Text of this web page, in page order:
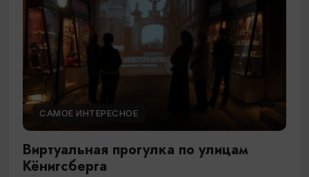
САМОЕ ИНТЕРЕСНОЕ
Виртуальная прогулка по улицам
Кёнигсберга